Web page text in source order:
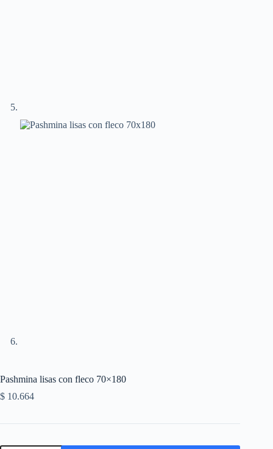
Pashmina lisas con fleco 70×180
$ 10.664